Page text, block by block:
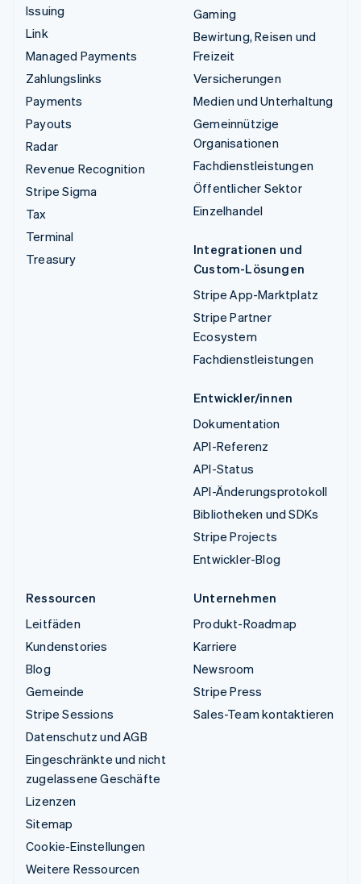
Issuing
Link
Managed Payments
Zahlungslinks
Payments
Payouts
Radar
Revenue Recognition
Stripe Sigma
Tax
Terminal
Treasury
Gaming
Bewirtung, Reisen und
Freizeit
Versicherungen
Medien und Unterhaltung
Gemeinnützige
Organisationen
Fachdienstleistungen
Öffentlicher Sektor
Einzelhandel
Integrationen und
Custom-Lösungen
Stripe App-Marktplatz
Stripe Partner
Ecosystem
Fachdienstleistungen
Entwickler/innen
Dokumentation
API-Referenz
API-Status
API-Änderungsprotokoll
Bibliotheken und SDKs
Stripe Projects
Entwickler-Blog
Ressourcen
Leitfäden
Kundenstories
Blog
Gemeinde
Stripe Sessions
Datenschutz und AGB
Eingeschränkte und nicht
zugelassene Geschäfte
Lizenzen
Sitemap
Cookie-Einstellungen
Weitere Ressourcen
Unternehmen
Produkt-Roadmap
Karriere
Newsroom
Stripe Press
Sales-Team kontaktieren